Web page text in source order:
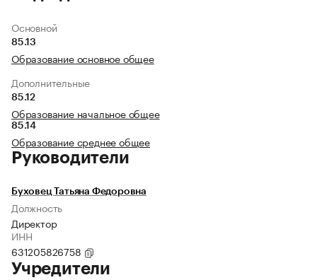
Основной
85.13
Образование основное общее
Дополнительные
85.12
Образование начальное общее
85.14
Образование среднее общее
Руководители
Буховец Татьяна Федоровна
Должность
Директор
ИНН
631205826758
Учредители